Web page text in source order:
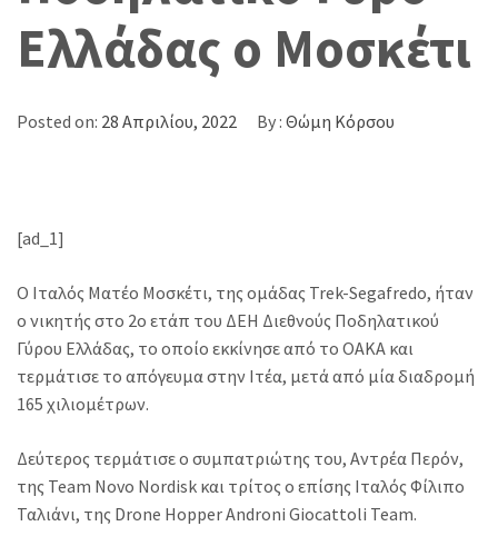
Ελλάδας ο Μοσκέτι
Posted on: 28 Απριλίου, 2022 By : Θώμη Κόρσου
[ad_1]
Ο Ιταλός Ματέο Μοσκέτι, της ομάδας Trek-Segafredo, ήταν
ο νικητής στο 2ο ετάπ του ΔΕΗ Διεθνούς Ποδηλατικού
Γύρου Ελλάδας, το οποίο εκκίνησε από το ΟΑΚΑ και
τερμάτισε το απόγευμα στην Ιτέα, μετά από μία διαδρομή
165 χιλιομέτρων.
Δεύτερος τερμάτισε ο συμπατριώτης του, Αντρέα Περόν,
της Team Novo Nordisk και τρίτος ο επίσης Ιταλός Φίλιπο
Ταλιάνι, της Drone Hopper Androni Giocattoli Team.